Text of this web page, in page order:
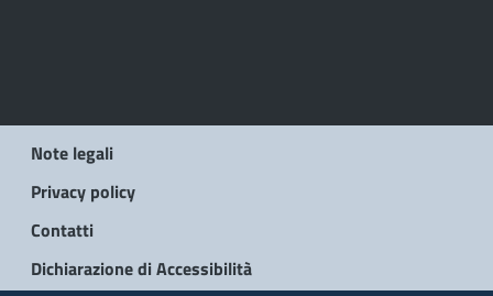
Note legali
Privacy policy
Contatti
Dichiarazione di Accessibilità